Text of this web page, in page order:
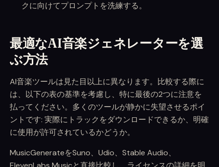
クに向けてプロンプトを洗練する。
最適なAI音楽ジェネレーターを選
ぶ方法
AI音楽ツールは見た目以上に異なります。比較する際に
は、以下の表の基準を考慮し、特に最後の2つに注意を
払ってください。多くのツールが静かに失望させるポイ
ントです: 実際にトラックをダウンロードできるか、明確
に使用が許可されているかどうか。
MusicGenerateをSuno、Udio、Stable Audio、